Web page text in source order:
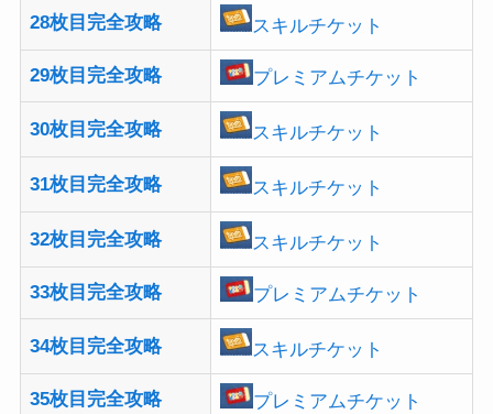
28枚目完全攻略 スキルチケット
29枚目完全攻略 プレミアムチケット
30枚目完全攻略 スキルチケット
31枚目完全攻略 スキルチケット
32枚目完全攻略 スキルチケット
33枚目完全攻略 プレミアムチケット
34枚目完全攻略 スキルチケット
35枚目完全攻略 プレミアムチケット